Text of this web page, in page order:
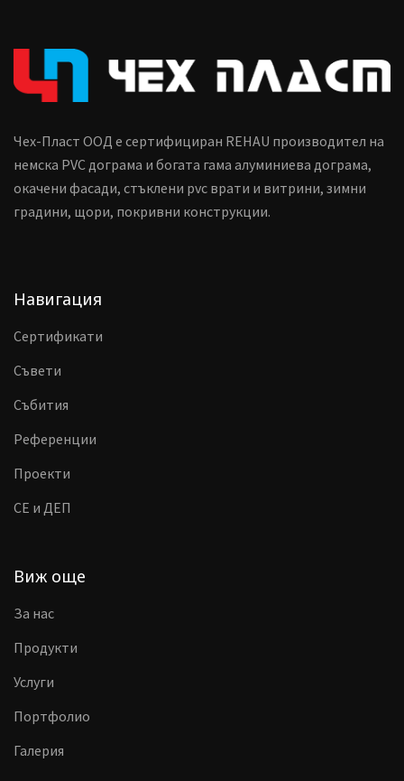
Чех-Пласт ООД е сертифициран REHAU производител на
немска PVC дограма и богата гама алуминиева дограма,
окачени фасади, стъклени pvc врати и витрини, зимни
градини, щори, покривни конструкции.
Навигация
Сертификати
Съвети
Събития
Референции
Проекти
CE и ДЕП
Виж още
За нас
Продукти
Услуги
Портфолио
Галерия